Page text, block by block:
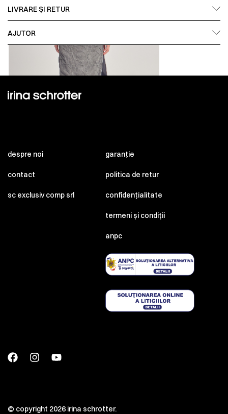
LIVRARE ȘI RETUR
AJUTOR
despre noi
contact
sc exclusiv comp srl
garanție
politica de retur
confidențialitate
termeni și condiții
anpc
© copyright 2026 irina schrotter.